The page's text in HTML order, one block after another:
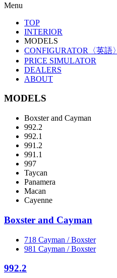
Menu
TOP
INTERIOR
MODELS
CONFIGURATOR〈英語〉
PRICE SIMULATOR
DEALERS
ABOUT
MODELS
Boxster and Cayman
992.2
992.1
991.2
991.1
997
Taycan
Panamera
Macan
Cayenne
Boxster and Cayman
718 Cayman / Boxster
981 Cayman / Boxster
992.2